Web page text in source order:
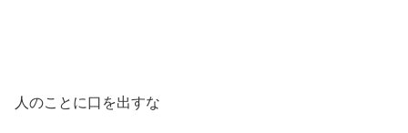
人のことに口を出すな